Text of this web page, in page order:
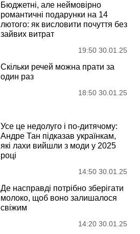
Бюджетні, але неймовірно
романтичні подарунки на 14
лютого: як висловити почуття без
зайвих витрат
19:50 30.01.25
Скільки речей можна прати за
один раз
18:50 30.01.25
Усе це недолуго і по-дитячому:
Андре Тан підказав українкам,
які лахи вийшли з моди у 2025
році
14:50 30.01.25
Де насправді потрібно зберігати
молоко, щоб воно залишалося
свіжим
14:20 30.01.25